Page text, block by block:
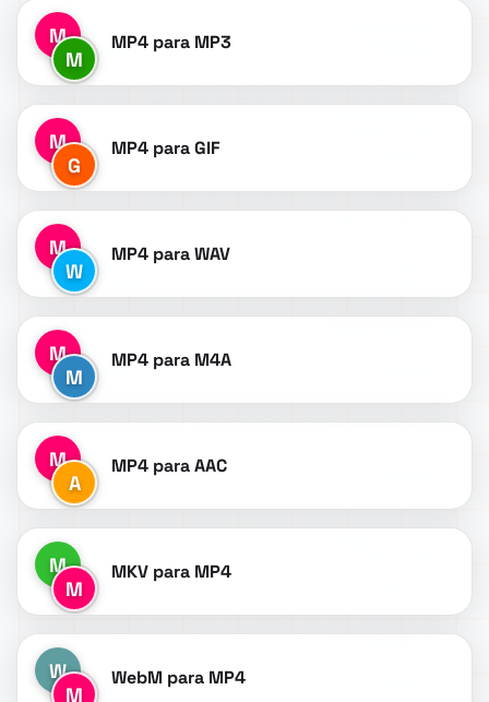
M
M
MP4 para MP3
M
G
MP4 para GIF
M
W
MP4 para WAV
M
M
MP4 para M4A
M
A
MP4 para AAC
M
M
MKV para MP4
W
M
WebM para MP4